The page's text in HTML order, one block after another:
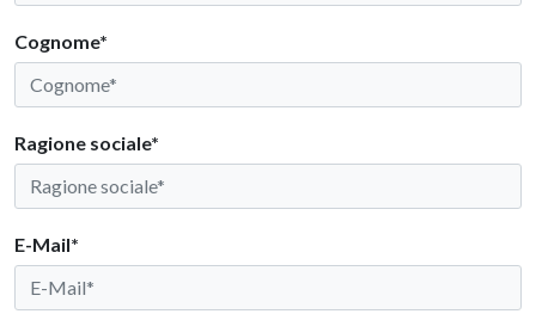
Cognome*
Ragione sociale*
E-Mail*